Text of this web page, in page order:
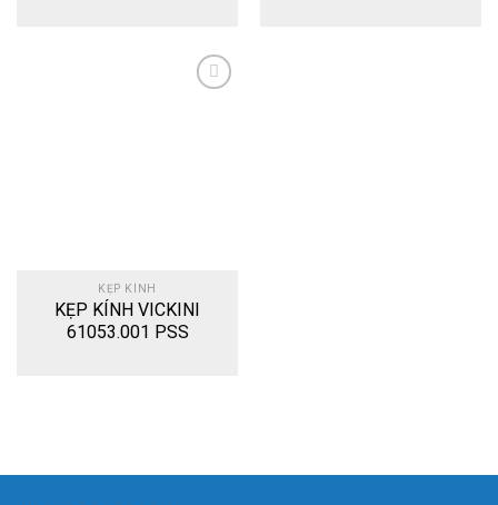
KẸP KÍNH
KẸP KÍNH VICKINI
61053.001 PSS